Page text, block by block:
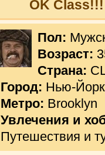
OK
Пол:
Возраст:
Страна:
Город: Нью-Йорк
Метро: Brooklyn
Увлечения и
Путешествия и